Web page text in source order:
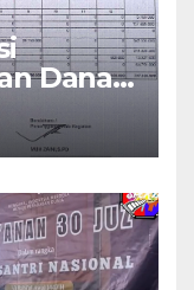
Dana
Tahun